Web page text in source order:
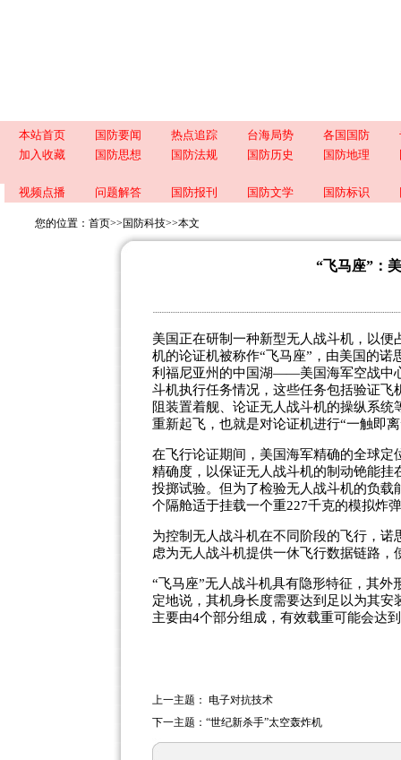
本站首页 国防要闻 热点追踪 台海局势 各国国防
加入收藏
国防思想 国防法规 国防历史 国防地理
视频点播 问题解答 国防报刊 国防文学 国防标识
您的位置： 首页>> 国防科技>>本文
“飞马座”：
美国正在研制一种新型无人战斗机，以
机的论证机被称作“飞马座”，由美国的
利福尼亚州的中国湖――美国海军空战中
斗机执行任务情况，这些任务包括验证
阻装置着舰、论证无人战斗机的操纵系
重新起飞，也就是对论证机进行“一触即
在飞行论证期间，美国海军精确的全球
精确度，以保证无人战斗机的制动铯能
投掷试验。但为了检验无人战斗机的负载
个隔舱适于挂载一个重227千克的模拟炸
为控制无人战斗机在不同阶段的飞行，
虑为无人战斗机提供一休飞行数据链路
“飞马座”无人战斗机具有隐形特征，其
定地说，其机身长度需要达到足以为其
主要由4个部分组成，有效载重可能会达
上一主题： 电子对抗技术
下一主题：“世纪新杀手”太空轰炸机